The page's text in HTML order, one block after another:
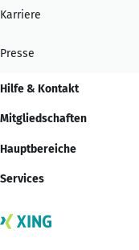
Karriere
Presse
Hilfe & Kontakt
Mitgliedschaften
Hauptbereiche
Services